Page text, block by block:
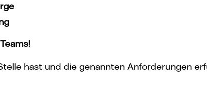
hast und die genannten Anforderungen